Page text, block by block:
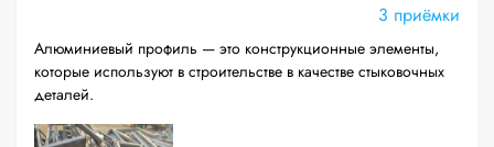
3 приёмки
Алюминиевый профиль — это конструкционные элементы,
которые используют в строительстве в качестве стыковочных
деталей.